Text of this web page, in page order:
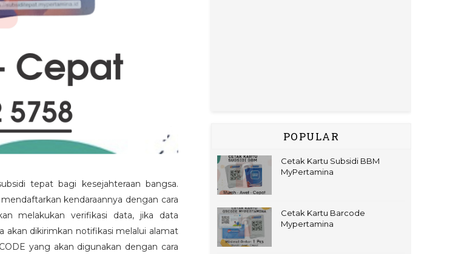
tepat bagi kesejahteraan bangsa.
kendaraannya dengan cara
melakukan verifikasi data, jika data
dikirimkan notifikasi melalui alamat
yang akan digunakan dengan cara
POPULAR
Cetak Kartu Subsidi BBM
MyPertamina
Cetak Kartu Barcode
Mypertamina